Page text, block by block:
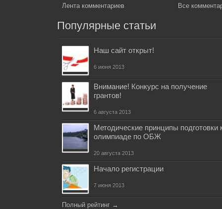
Лента комментариев Все
Популярные статьи
Наш сайт открыт!
6 июня 2013
Внимание! Конкурс на получение
грантов!
6 августа 2013
Методические принципы подготовки
олимпиаде по ОБЖ
20 августа 2013
Начало регистрации
7 июня 2013
Полный рейтинг →